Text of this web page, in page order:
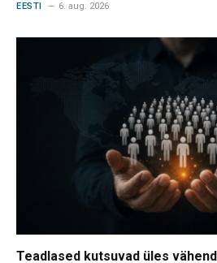
EESTI 6. aug. 2026
Teadlased kutsuvad üles